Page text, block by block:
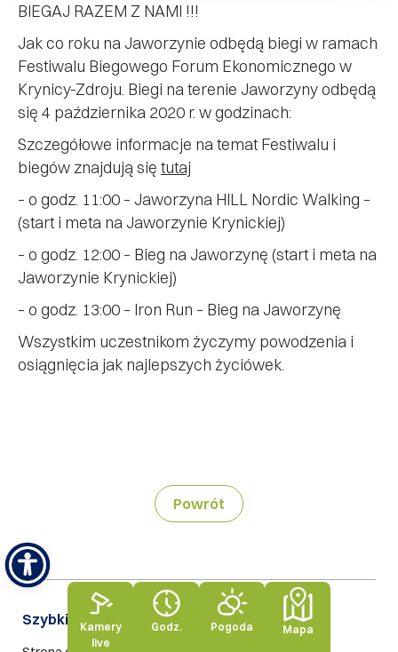
BIEGAJ RAZEM Z NAMI !!!
Jak co roku na Jaworzynie odbędą biegi w ramach
Festiwalu Biegowego Forum Ekonomicznego w
Krynicy-Zdroju. Biegi na terenie Jaworzyny odbędą
się 4 października 2020 r. w godzinach:
Szczegółowe informacje na temat Festiwalu i
biegów znajdują się tutaj
– o godz. 11:00 – Jaworzyna HILL Nordic Walking –
(start i meta na Jaworzynie Krynickiej)
– o godz. 12:00 – Bieg na Jaworzynę (start i meta na
Jaworzynie Krynickiej)
– o godz. 13:00 – Iron Run – Bieg na Jaworzynę
Wszystkim uczestnikom życzymy powodzenia i
osiągnięcia jak najlepszych życiówek.
Powrót
Szybki dostęp​
Kamery
live
Godz. Pogoda Mapa